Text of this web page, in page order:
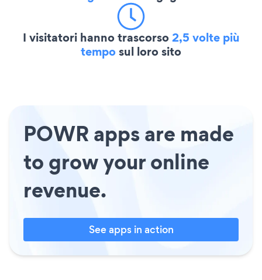
I visitatori hanno trascorso2,5 volte più
temposul loro sito
POWR apps are made
to grow your online
revenue.
See apps in action